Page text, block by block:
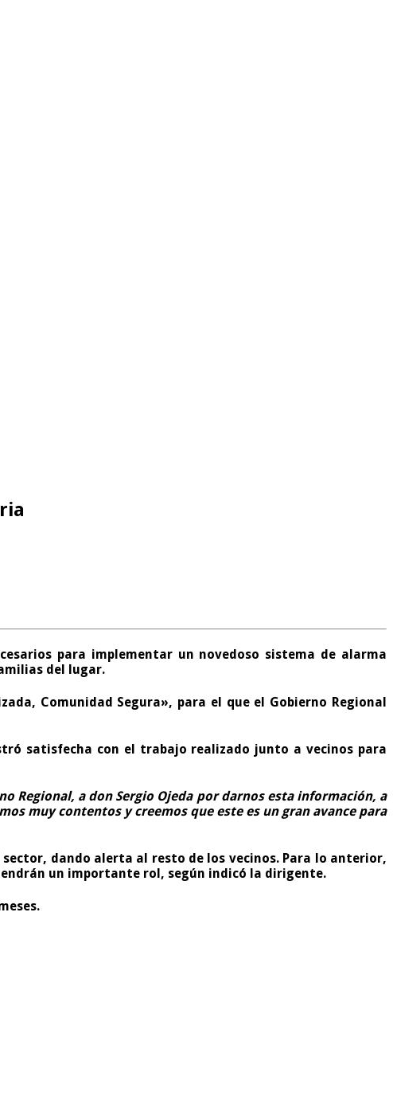
para implementar un novedoso sistema de alarma
del lugar.
Comunidad Segura», para el que el Gobierno Regional
satisfecha con el trabajo realizado junto a vecinos para
Regional, a don Sergio Ojeda por darnos esta información, a
muy contentos y creemos que este es un gran avance para
dando alerta al resto de los vecinos. Para lo anterior,
un importante rol, según indicó la dirigente.